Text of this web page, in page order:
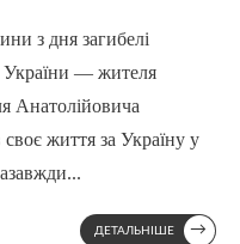
з дня загибелі
— жителя
Анатолійовича
життя за Україну у
...
ДЕТАЛЬНІШЕ →